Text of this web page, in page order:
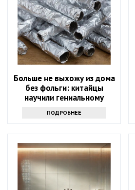
Больше не выхожу из дома
без фольги: китайцы
научили гениальному
ПОДРОБНЕЕ